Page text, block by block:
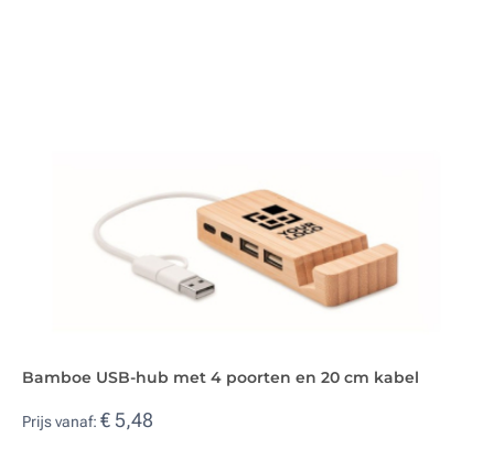
Bamboe USB-hub met 4 poorten en 20 cm kabel
Prijs vanaf: € 5,48